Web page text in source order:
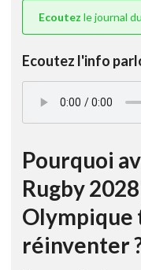
Ecoutez le journal
Ecoutez l'info
Pourquoi
Rugby
Olympique
réinventer